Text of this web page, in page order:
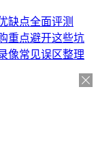
缺点全面评测
重点避开这些坑
像常见误区整理